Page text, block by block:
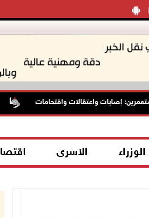
إصابات واعتقالات واقتحامات
الاسرى